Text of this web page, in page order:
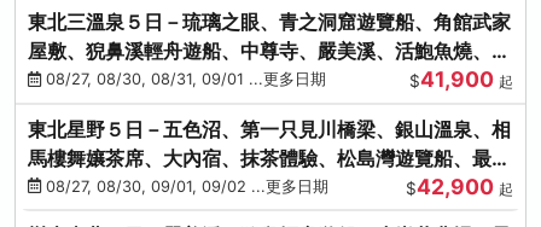
東北三溫泉５日－琉璃之眼、青之洞窟遊覽船、角館武家
屋敷、猊鼻溪輕舟遊船、中尊寺、嚴美溪、活鮑魚燒、烤
牡蠣、握壽司體驗
08/27, 08/30, 08/31, 09/01 ...更多日期 $41,900 起
東北星野５日－五色沼、第一只見川橋梁、銀山溫泉、相
馬樓舞孃茶席、大內宿、抹茶體驗、松島灣遊覽船、最上
川輕舟、螃蟹御膳
08/27, 08/30, 09/01, 09/02 ...更多日期 $42,900 起